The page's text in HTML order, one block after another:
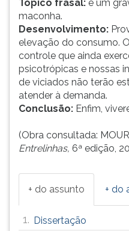
Tópico frasal: é um
maconha.
Desenvolvimento:
elevação do consumo.
controle que ainda
psicotrópicas e nossas
de viciados não terão
atender à demanda.
Conclusão: Enfim,
(Obra consultada:
Entrelinhas, 6ª edição,
+ do assunto + do
1. Dissertação